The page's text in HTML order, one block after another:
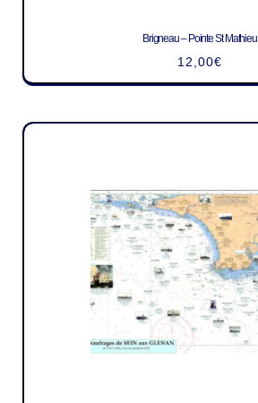
Brigneau – Pointe St Mathieu
12,00€